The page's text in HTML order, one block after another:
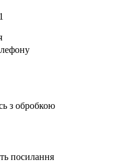
з обробкою
посилання